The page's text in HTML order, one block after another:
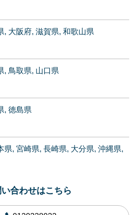
大阪府 滋賀県 和歌山県
鳥取県 山口県
徳島県
県 宮崎県 長崎県 大分県 沖縄県
合わせはこちら